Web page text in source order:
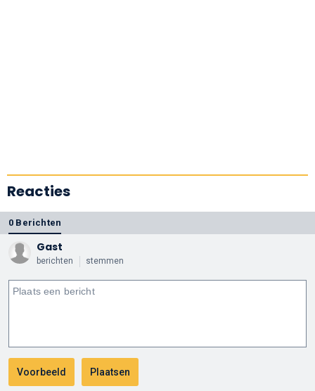
Reacties
0 Berichten
Gast
berichten stemmen